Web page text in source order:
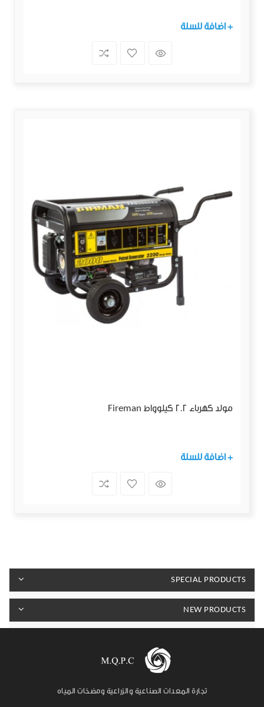
+ اضافة للسلة
مولد كهرباء 2.2 كيلوواط Fireman
+ اضافة للسلة
SPECIAL PRODUCTS
NEW PRODUCTS
تجارة المعدات الصناعية والزراعية ومضخات المياه